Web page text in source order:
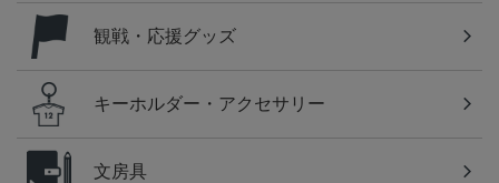
観戦・応援グッズ
キーホルダー・アクセサリー
文房具